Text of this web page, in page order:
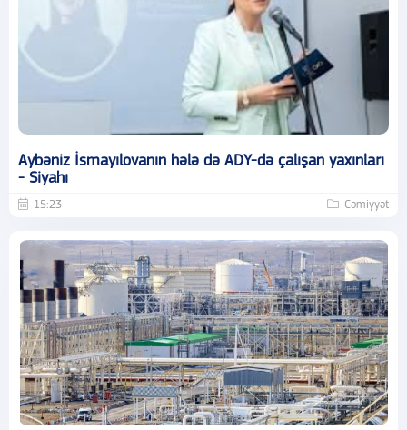
Aybəniz İsmayılovanın hələ də ADY-də çalışan yaxınları
- Siyahı
15:23 Cəmiyyət